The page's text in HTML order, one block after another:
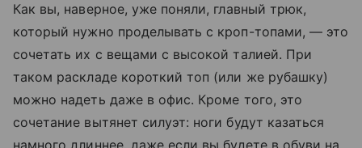
Как вы, наверное, уже поняли, главный трюк,
который нужно проделывать с кроп-топами, — это
сочетать их с вещами с высокой талией. При
таком раскладе короткий топ (или же рубашку)
можно надеть даже в офис. Кроме того, это
сочетание вытянет силуэт: ноги будут казаться